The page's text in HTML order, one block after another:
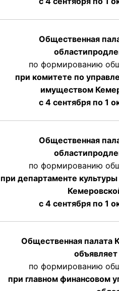
Общественная
области
по формированию
при комитете по
имуществом
с 4 сентября по 1
Общественная
области
по формированию
при департаменте
с 4 сентября по 1
Общественная палата
по формированию
при главном финансовом